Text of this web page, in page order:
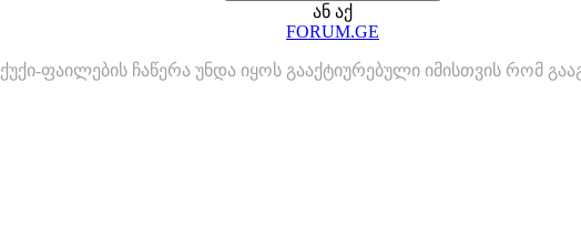
ან აქ
FORUM.GE
ქუქი-ფაილების ჩაწერა უნდა იყოს გააქტიურებული იმისთვის რომ